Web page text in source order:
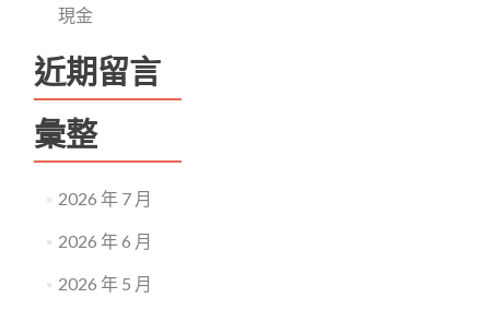
現金
近期留言
彙整
2026 年 7 月
2026 年 6 月
2026 年 5 月